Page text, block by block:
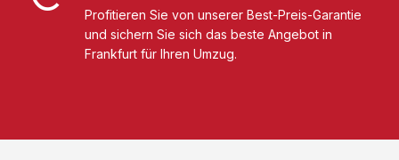
Profitieren Sie von unserer Best-Preis-Garantie
und sichern Sie sich das beste Angebot in
Frankfurt für Ihren Umzug.